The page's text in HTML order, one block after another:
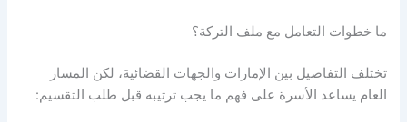
ما خطوات التعامل مع ملف التركة؟
تختلف التفاصيل بين الإمارات والجهات القضائية، لكن المسار
العام يساعد الأسرة على فهم ما يجب ترتيبه قبل طلب التقسيم: